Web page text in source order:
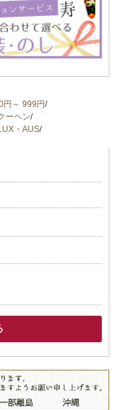
円～ 999円/
ーヘン/
・AUS/